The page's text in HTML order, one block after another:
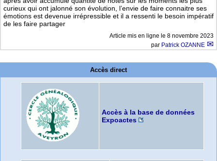
curieux qui ont jalonné son évolution, l’envie de faire connaitre ses
émotions est devenue irrépressible et il a ressenti le besoin impératif
de les faire partager
Article mis en ligne le 8 novembre 2023
par Patrick OZANNE
Accès direct
Accès à la base de données
Expoactes